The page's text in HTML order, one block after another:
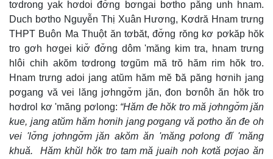
tơdrong yak hơdoi đơ̆ng bơngai bơtho păng unh hnam.
Duch bơtho Nguyễn Thị Xuân Hương, Kơdră Hnam trưng
THPT Buôn Ma Thuột ăn tơbăt, đơ̆ng rŏng kơ pơkăp hŏk
tro gơh hơgei kiơ̆ đơ̆ng dôm 'măng kim tra, hnam trưng
hlôi chih akŏm tơdrong tơgŭm mă trŏ hăm rim hŏk tro.
Hnam trưng adoi jang atŭm hăm mĕ ƀă păng hơnih jang
pơgang vă vei lăng jơhngơ̆m jăn, đon bơnôh ăn hŏk tro
hơdrol kơ 'măng pơlong: “Hăm đe hŏk tro mă jơhngơ̆m jăn
kue, jang atŭm hăm hơnih jang pơgang vă pơtho ăn đe oh
vei 'lơ̆ng jơhngơ̆m jăn akŏm ăn 'măng pơlong đĭ 'măng
khuă. Hăm khŭl hŏk tro tam mă juaih noh kơtă pơjao ăn